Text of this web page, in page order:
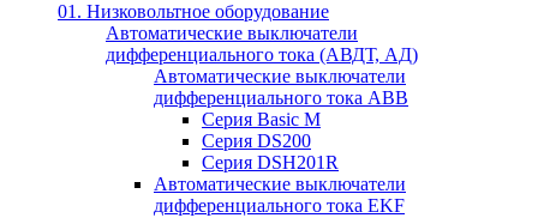
01. Низковольтное оборудование
Автоматические выключатели
дифференциального тока (АВДТ, АД)
Автоматические выключатели
дифференциального тока ABB
Серия Basic M
Серия DS200
Серия DSH201R
Автоматические выключатели
дифференциального тока EKF